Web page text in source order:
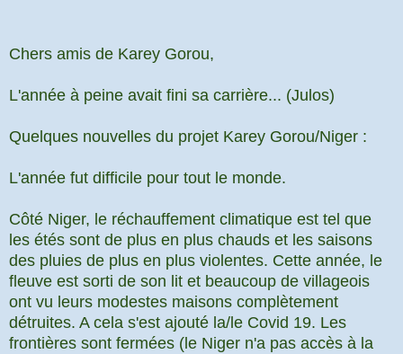
Chers amis de Karey Gorou,
L'année à peine avait fini sa carrière... (Julos)
Quelques nouvelles du projet Karey Gorou/Niger :
L'année fut difficile pour tout le monde.
Côté Niger, le réchauffement climatique est tel que
les étés sont de plus en plus chauds et les saisons
des pluies de plus en plus violentes. Cette année, le
fleuve est sorti de son lit et beaucoup de villageois
ont vu leurs modestes maisons complètement
détruites. A cela s'est ajouté la/le Covid 19. Les
frontières sont fermées (le Niger n'a pas accès à la